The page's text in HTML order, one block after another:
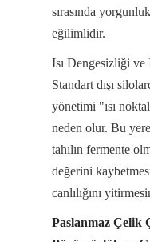
sırasında
eğilimlidir.
Isı Dengesizliği ve
Standart dışı
yönetimi "ısı
neden olur. Bu
tahılın fermente
değerini
canlılığını
Paslanmaz Çelik